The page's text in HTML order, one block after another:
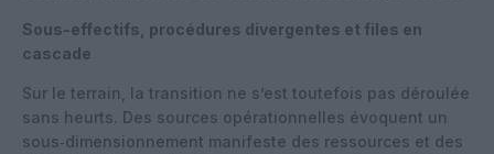
Sous-effectifs, procédures divergentes et files en
cascade
Sur le terrain, la transition ne s’est toutefois pas déroulée
sans heurts. Des sources opérationnelles évoquent un
sous‑dimensionnement manifeste des ressources et des